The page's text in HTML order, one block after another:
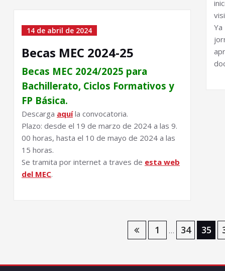
14 de abril de 2024
Becas MEC 2024-25
Becas MEC 2024/2025 para
Bachillerato, Ciclos Formativos y
FP Básica.
Descarga aquíla convocatoria.
Plazo: desde el 19 de marzo de 2024 a las 9.
00 horas, hasta el 10 de mayo de 2024 a las
15 horas.
Se tramita por internet a traves de esta web
del MEC.
1 … 34 35